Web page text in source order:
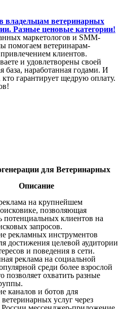
владельцам ветеринарных
Разные ценовые категории!
маркетологов и SMM-
помогаем ветеринарам-
клиентов.
и удовлетворены своей
база, наработанная годами. И
гарантирует щедрую оплату.
для Ветеринарных
Описание
на крупнейшем
позволяющая
потенциальных клиентов на
запросов.
рекламных инструментов
достижения целевой аудитории
и поведения в сети.
реклама на социальной
среди более взрослой
позволяет охватить разные
каналов и ботов для
услуг через